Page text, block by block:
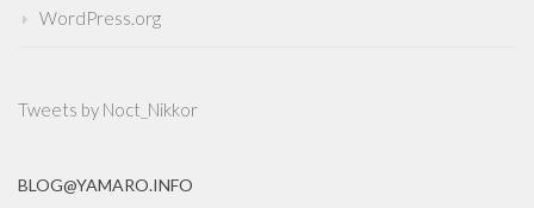
WordPress.org
Tweets by Noct_Nikkor
BLOG@YAMARO.INFO